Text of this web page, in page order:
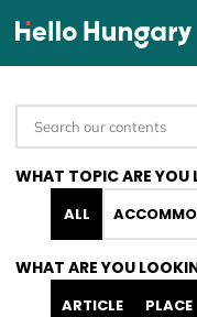
Skip to content
WHAT TOPIC ARE YOU
ALL
WHAT ARE YOU
ARTICLE PLACE